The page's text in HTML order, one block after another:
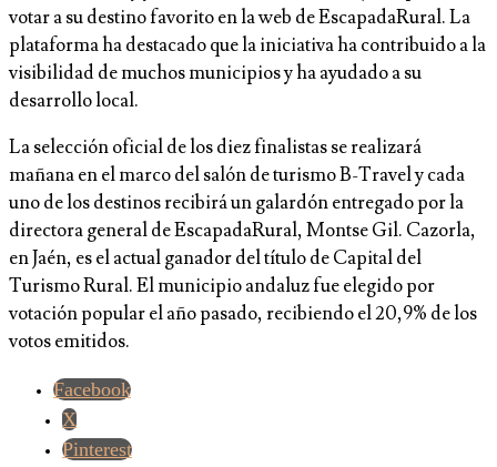
votar a su destino favorito en la web de EscapadaRural. La
plataforma ha destacado que la iniciativa ha contribuido a la
visibilidad de muchos municipios y ha ayudado a su
desarrollo local.
La selección oficial de los diez finalistas se realizará
mañana en el marco del salón de turismo B-Travel y cada
uno de los destinos recibirá un galardón entregado por la
directora general de EscapadaRural, Montse Gil. Cazorla,
en Jaén, es el actual ganador del título de Capital del
Turismo Rural. El municipio andaluz fue elegido por
votación popular el año pasado, recibiendo el 20,9% de los
votos emitidos.
Facebook
X
Pinterest